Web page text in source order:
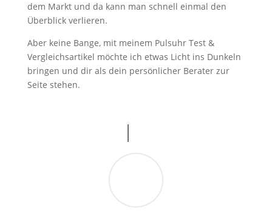
dem Markt und da kann man schnell einmal den
Überblick verlieren.
Aber keine Bange, mit meinem Pulsuhr Test &
Vergleichsartikel möchte ich etwas Licht ins Dunkeln
bringen und dir als dein persönlicher Berater zur
Seite stehen.